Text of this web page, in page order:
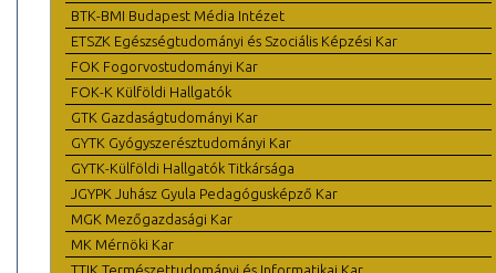
BTK-BMI Budapest Média Intézet
ETSZK Egészségtudományi és Szociális Képzési Kar
FOK Fogorvostudományi Kar
FOK-K Külföldi Hallgatók
GTK Gazdaságtudományi Kar
GYTK Gyógyszerésztudományi Kar
GYTK-Külföldi Hallgatók Titkársága
JGYPK Juhász Gyula Pedagógusképző Kar
MGK Mezőgazdasági Kar
MK Mérnöki Kar
TTIK Természettudományi és Informatikai Kar